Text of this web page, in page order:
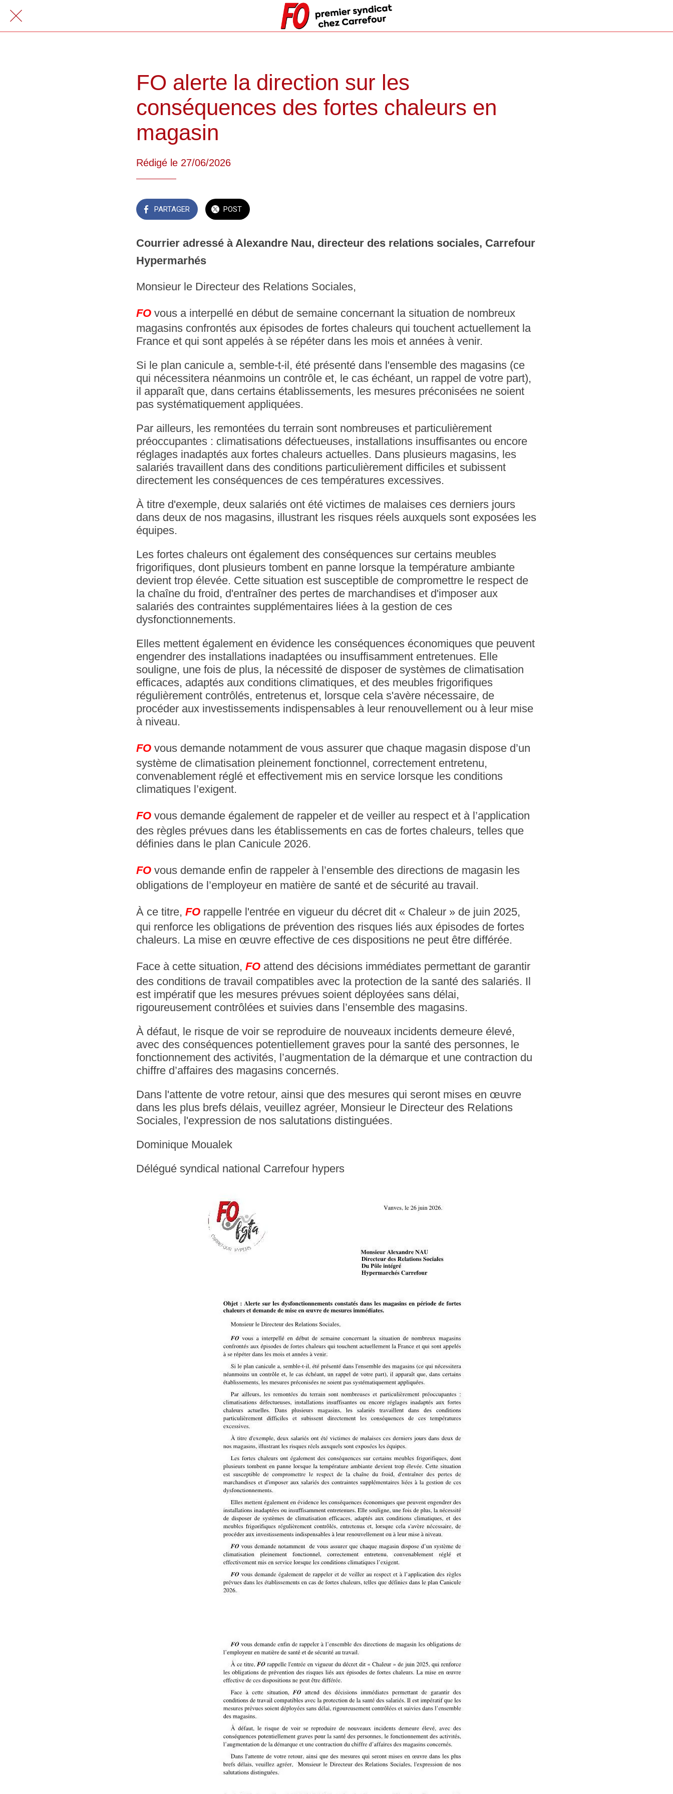
FO alerte la direction sur les
conséquences des fortes chaleurs en
magasin
Rédigé le 27/06/2026
PARTAGER POST
Courrier adressé à Alexandre Nau, directeur des relations sociales, Carrefour
Hypermarhés
Monsieur le Directeur des Relations Sociales,
FO vous a interpellé en début de semaine concernant la situation de nombreux
magasins confrontés aux épisodes de fortes chaleurs qui touchent actuellement la
France et qui sont appelés à se répéter dans les mois et années à venir.
Si le plan canicule a, semble-t-il, été présenté dans l'ensemble des magasins (ce
qui nécessitera néanmoins un contrôle et, le cas échéant, un rappel de votre part),
il apparaît que, dans certains établissements, les mesures préconisées ne soient
pas systématiquement appliquées.
Par ailleurs, les remontées du terrain sont nombreuses et particulièrement
préoccupantes : climatisations défectueuses, installations insuffisantes ou encore
réglages inadaptés aux fortes chaleurs actuelles. Dans plusieurs magasins, les
salariés travaillent dans des conditions particulièrement difficiles et subissent
directement les conséquences de ces températures excessives.
À titre d'exemple, deux salariés ont été victimes de malaises ces derniers jours
dans deux de nos magasins, illustrant les risques réels auxquels sont exposées les
équipes.
Les fortes chaleurs ont également des conséquences sur certains meubles
frigorifiques, dont plusieurs tombent en panne lorsque la température ambiante
devient trop élevée. Cette situation est susceptible de compromettre le respect de
la chaîne du froid, d'entraîner des pertes de marchandises et d'imposer aux
salariés des contraintes supplémentaires liées à la gestion de ces
dysfonctionnements.
Elles mettent également en évidence les conséquences économiques que peuvent
engendrer des installations inadaptées ou insuffisamment entretenues. Elle
souligne, une fois de plus, la nécessité de disposer de systèmes de climatisation
efficaces, adaptés aux conditions climatiques, et des meubles frigorifiques
régulièrement contrôlés, entretenus et, lorsque cela s'avère nécessaire, de
procéder aux investissements indispensables à leur renouvellement ou à leur mise
à niveau.
FO vous demande notamment de vous assurer que chaque magasin dispose d’un
système de climatisation pleinement fonctionnel, correctement entretenu,
convenablement réglé et effectivement mis en service lorsque les conditions
climatiques l’exigent.
FO vous demande également de rappeler et de veiller au respect et à l’application
des règles prévues dans les établissements en cas de fortes chaleurs, telles que
définies dans le plan Canicule 2026.
FO vous demande enfin de rappeler à l’ensemble des directions de magasin les
obligations de l’employeur en matière de santé et de sécurité au travail.
À ce titre, FO rappelle l'entrée en vigueur du décret dit « Chaleur » de juin 2025,
qui renforce les obligations de prévention des risques liés aux épisodes de fortes
chaleurs. La mise en œuvre effective de ces dispositions ne peut être différée.
Face à cette situation, FO attend des décisions immédiates permettant de garantir
des conditions de travail compatibles avec la protection de la santé des salariés. Il
est impératif que les mesures prévues soient déployées sans délai,
rigoureusement contrôlées et suivies dans l’ensemble des magasins.
À défaut, le risque de voir se reproduire de nouveaux incidents demeure élevé,
avec des conséquences potentiellement graves pour la santé des personnes, le
fonctionnement des activités, l’augmentation de la démarque et une contraction du
chiffre d’affaires des magasins concernés.
Dans l'attente de votre retour, ainsi que des mesures qui seront mises en œuvre
dans les plus brefs délais, veuillez agréer, Monsieur le Directeur des Relations
Sociales, l'expression de nos salutations distinguées.
Dominique Moualek
Délégué syndical national Carrefour hypers